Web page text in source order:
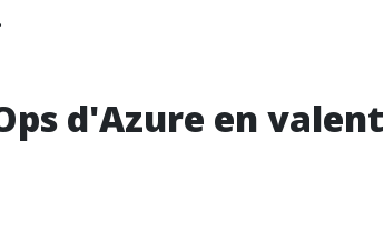
d'Azure en